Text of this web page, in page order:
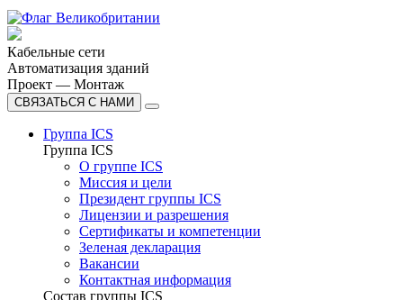
Кабельные сети
Автоматизация зданий
Проект — Монтаж
СВЯЗАТЬСЯ С НАМИ
Группа ICS
Группа ICS
О группе ICS
Миссия и цели
Президент группы ICS
Лицензии и разрешения
Сертификаты и компетенции
Зеленая декларация
Вакансии
Контактная информация
Состав группы ICS